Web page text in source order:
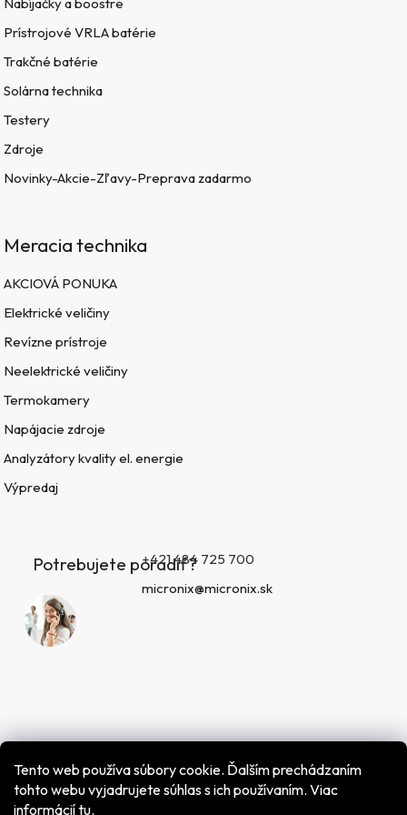
Tento web používa súbory cookie. Ďalším prechádzaním
tohto webu vyjadrujete súhlas s ich používaním. Viac
informáciítu.
Prístrojové VRLA batérie
Trakčné batérie
Solárna technika
Testery
Zdroje
Novinky-Akcie-Zľavy-Preprava zadarmo
Meracia technika
AKCIOVÁ PONUKA
Elektrické veličiny
Revízne prístroje
Neelektrické veličiny
Termokamery
Napájacie zdroje
Analyzátory kvality el. energie
Výpredaj
Potrebujete poradiť?+421 484 725 700
micronix@micronix.sk